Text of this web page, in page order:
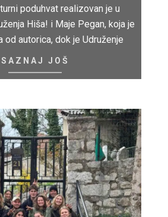
poduhvat realizovan je u
Hiša! i Maje Pegan, koja je
od autorica, dok je Udruženje
SAZNAJ JOŠ